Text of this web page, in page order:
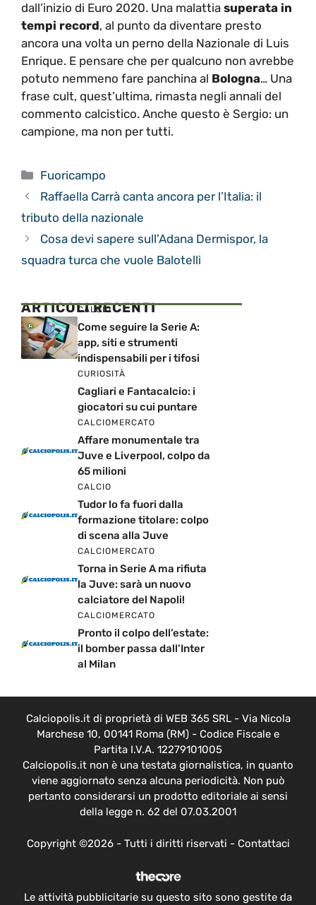
dall’inizio di Euro 2020. Una malattia superata in
tempi record, al punto da diventare presto
ancora una volta un perno della Nazionale di Luis
Enrique. E pensare che per qualcuno non avrebbe
potuto nemmeno fare panchina al Bologna… Una
frase cult, quest’ultima, rimasta negli annali del
commento calcistico. Anche questo è Sergio: un
campione, ma non per tutti.
Categorie
Fuoricampo
Raffaella Carrà canta ancora per l’Italia: il
tributo della nazionale
Cosa devi sapere sull’Adana Dermispor, la
squadra turca che vuole Balotelli
ARTICOLI RECENTI
CALCIO
Come seguire la Serie A:
app, siti e strumenti
indispensabili per i tifosi
CURIOSITÀ
Cagliari e Fantacalcio: i
giocatori su cui puntare
CALCIOMERCATO
Affare monumentale tra
Juve e Liverpool, colpo da
65 milioni
CALCIO
Tudor lo fa fuori dalla
formazione titolare: colpo
di scena alla Juve
CALCIOMERCATO
Torna in Serie A ma rifiuta
la Juve: sarà un nuovo
calciatore del Napoli!
CALCIOMERCATO
Pronto il colpo dell’estate:
il bomber passa dall’Inter
al Milan
Calciopolis.it di proprietà di WEB 365 SRL - Via Nicola
Marchese 10, 00141 Roma (RM) - Codice Fiscale e
Partita I.V.A. 12279101005
Calciopolis.it non è una testata giornalistica, in quanto
viene aggiornato senza alcuna periodicità. Non può
pertanto considerarsi un prodotto editoriale ai sensi
della legge n. 62 del 07.03.2001
Copyright ©2026 - Tutti i diritti riservati - Contattaci
Le attività pubblicitarie su questo sito sono gestite da